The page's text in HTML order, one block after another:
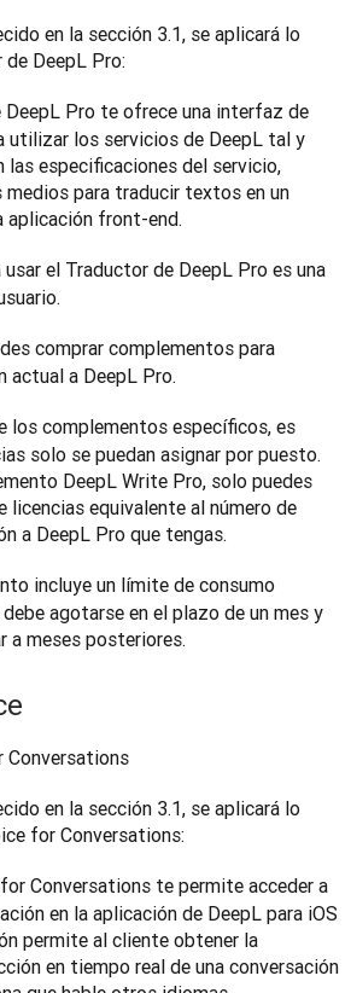
en la sección 3.1, se aplicará lo
DeepL Pro:
DeepL Pro te ofrece una interfaz de
utilizar los servicios de DeepL tal y
las especificaciones del servicio,
para traducir textos en un
aplicación front-end.
usar el Traductor de DeepL Pro es una
comprar complementos para
actual a DeepL Pro.
los complementos específicos, es
solo se puedan asignar por puesto.
DeepL Write Pro, solo puedes
licencias equivalente al número de
a DeepL Pro que tengas.
incluye un límite de consumo
agotarse en el plazo de un mes y
a meses posteriores.
Conversations
en la sección 3.1, se aplicará lo
for Conversations:
Conversations te permite acceder a
en la aplicación de DeepL para iOS
permite al cliente obtener la
en tiempo real de una conversación